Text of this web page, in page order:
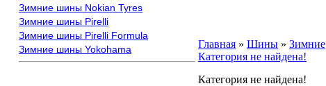
Зимние шины Nokian Tyres
Зимние шины Pirelli
Зимние шины Pirelli Formula
Зимние шины Yokohama
Главная » Шины » Зимние
Категория не найдена!
Категория не найдена!